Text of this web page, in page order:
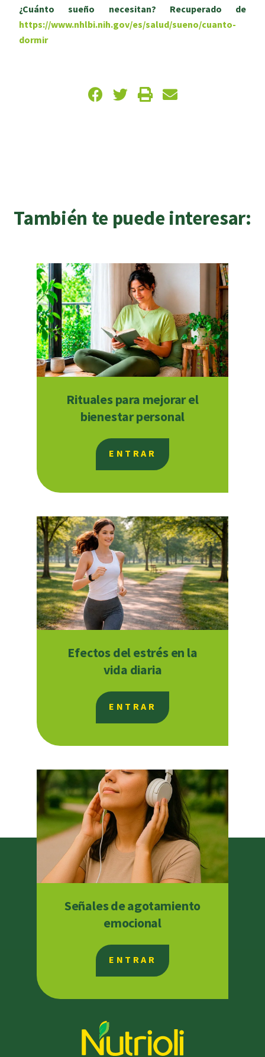
¿Cuánto sueño necesitan? Recuperado de
https://www.nhlbi.nih.gov/es/salud/sueno/cuanto-
dormir
También te puede interesar:
Rituales para mejorar el
bienestar personal
ENTRAR
Efectos del estrés en la
vida diaria
ENTRAR
Señales de agotamiento
emocional
ENTRAR